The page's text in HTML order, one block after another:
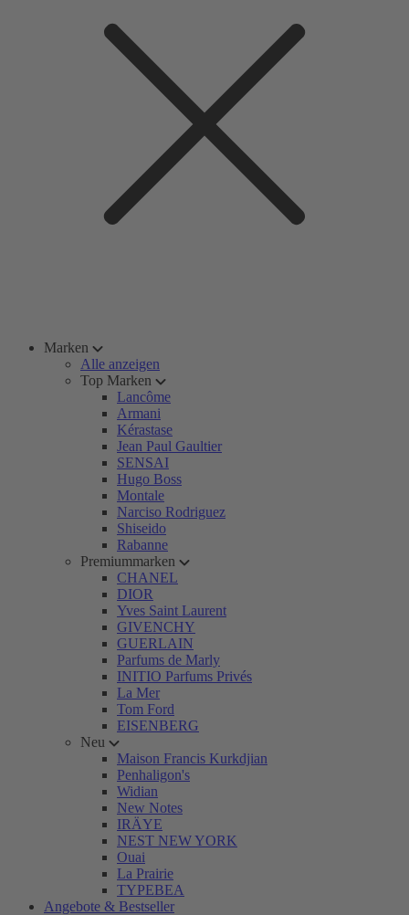
Marken
Alle anzeigen
Top Marken
Lancôme
Armani
Kérastase
Jean Paul Gaultier
SENSAI
Hugo Boss
Montale
Narciso Rodriguez
Shiseido
Rabanne
Premiummarken
CHANEL
DIOR
Yves Saint Laurent
GIVENCHY
GUERLAIN
Parfums de Marly
INITIO Parfums Privés
La Mer
Tom Ford
EISENBERG
Neu
Maison Francis Kurkdjian
Penhaligon's
Widian
New Notes
IRÄYE
NEST NEW YORK
Ouai
La Prairie
TYPEBEA
Angebote & Bestseller